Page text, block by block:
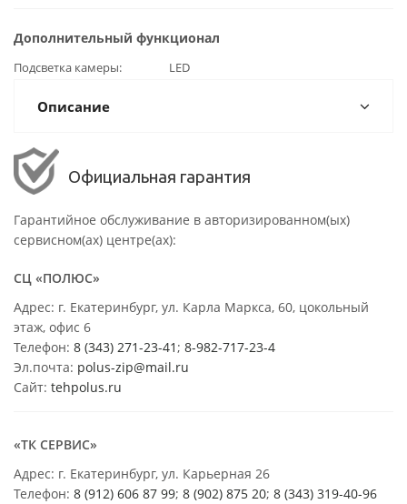
Дополнительный функционал
Подсветка камеры LED
Описание
Официальная гарантия
Гарантийное обслуживание в авторизированном(ых)
сервисном(ах) центре(ах):
СЦ «ПОЛЮС»
Адрес: г. Екатеринбург, ул. Карла Маркса, 60, цокольный
этаж, офис 6
Телефон: 8 (343) 271-23-41; 8-982-717-23-4
Эл.почта: polus-zip@mail.ru
Сайт: tehpolus.ru
«ТК СЕРВИС»
Адрес: г. Екатеринбург, ул. Карьерная 26
Телефон: 8 (912) 606 87 99; 8 (902) 875 20; 8 (343) 319-40-96